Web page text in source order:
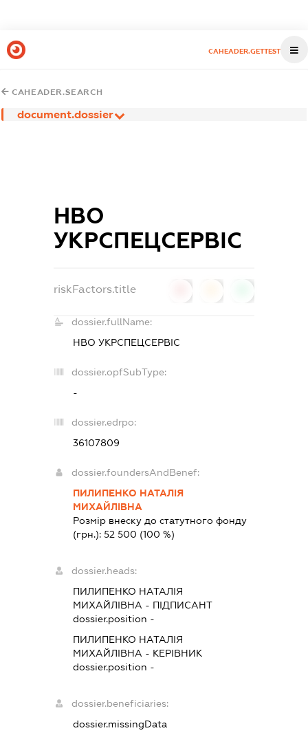
CAHEADER.GETTEST
CAHEADER.SEARCH
document.dossier
НВО
УКРСПЕЦСЕРВІС
riskFactors.title
dossier.fullName:
НВО УКРСПЕЦСЕРВІС
dossier.opfSubType:
-
dossier.edrpo:
36107809
dossier.foundersAndBenef:
ПИЛИПЕНКО НАТАЛІЯ
МИХАЙЛІВНА
Розмір внеску до статутного фонду
(грн.):52 500 (100 %)
dossier.heads:
ПИЛИПЕНКО НАТАЛІЯ
МИХАЙЛІВНА - ПІДПИСАНТ
dossier.position -
ПИЛИПЕНКО НАТАЛІЯ
МИХАЙЛІВНА - КЕРІВНИК
dossier.position -
dossier.beneficiaries:
dossier.missingData